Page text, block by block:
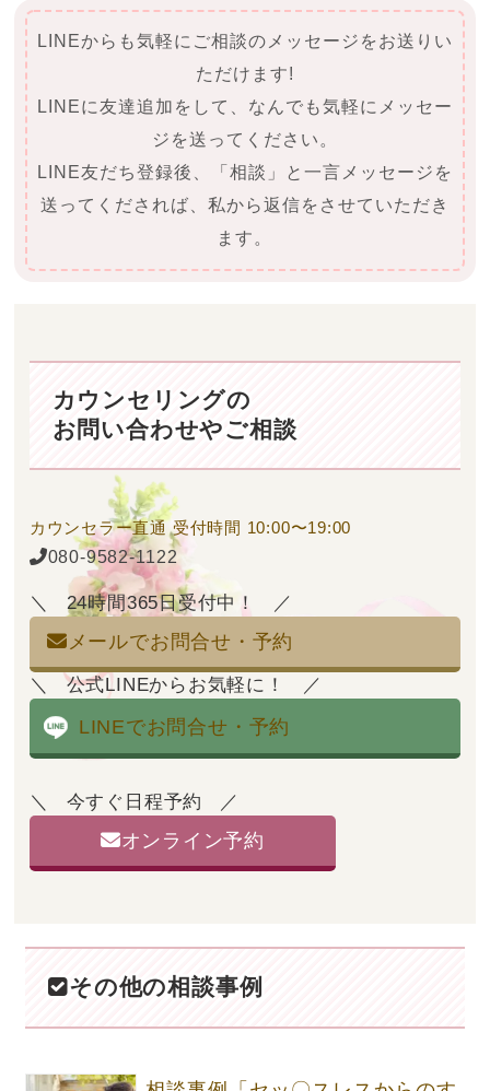
LINEからも気軽にご相談のメッセージをお送りい
ただけます!
LINEに友達追加をして、なんでも気軽にメッセー
ジを送ってください。
LINE友だち登録後、「相談」と一言メッセージを
送ってくだされば、私から返信をさせていただき
ます。
カウンセリングの
お問い合わせやご相談
カウンセラー直通 受付時間 10:00〜19:00
080-9582-1122
24時間365日受付中！
メールでお問合せ・予約
公式LINEからお気軽に！
LINEでお問合せ・予約
今すぐ日程予約
オンライン予約
その他の相談事例